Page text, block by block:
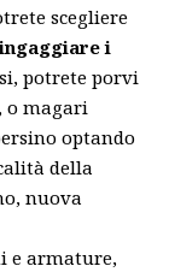
scegliere
i
potrete porvi
o magari
optando
della
nuova
e armature,